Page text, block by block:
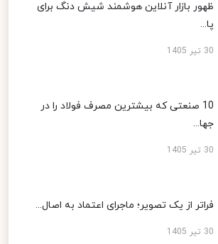
ظهور بازار آنلاین هوشمند شیش دنگ برای
پا...
30 تیر 1405
10 صنعتی که بیشترین مصرف فولاد را در
جها...
30 تیر 1405
فراتر از یک تصویر؛ ماجرای اعتماد به اصال...
30 تیر 1405